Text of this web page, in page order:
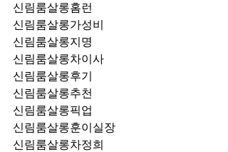
신림룸살롱홈런
신림룸살롱가성비
신림룸살롱지명
신림룸살롱차이사
신림룸살롱후기
신림룸살롱추천
신림룸살롱훈이실장
신림룸살롱차정희